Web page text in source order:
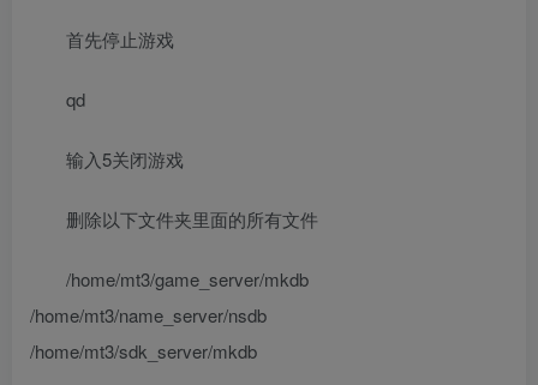
首先停止游戏
qd
输入5关闭游戏
删除以下文件夹里面的所有文件
/home/mt3/game_server/mkdb
/home/mt3/name_server/nsdb
/home/mt3/sdk_server/mkdb